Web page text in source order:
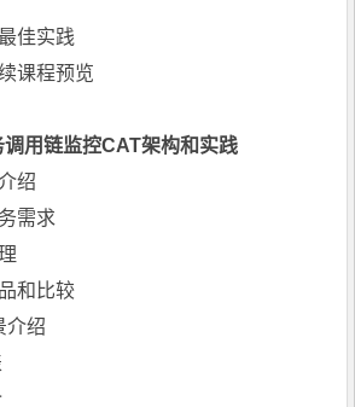
佳实践
课程预览
用链监控CAT架构和实践
绍
需求
和比较
介绍